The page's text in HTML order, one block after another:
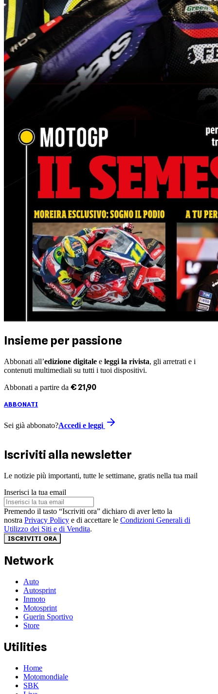
Insieme per passione
Abbonati all’edizione digitale e leggi la rivista, gli arretrati e i
contenuti multimediali su tutti i tuoi dispositivi.
Abbonati a partire da €21 ,90
ABBONATI
Sei già abbonato?Accedi e leggi
Iscriviti alla newsletter
Le notizie più importanti, tutte le settimane, gratis nella tua mail
Inserisci la tua email
Premendo il tasto “Iscriviti ora” dichiaro di aver letto la
nostra Privacy Policy e di accettare le Condizioni Generali di
Utilizzo dei Siti e di Vendita.
ISCRIVITI ORA
Network
Auto
Autosprint
Inmoto
Motosprint
Guerin Sportivo
Store
Utilities
Home
Motomondiale
SBK